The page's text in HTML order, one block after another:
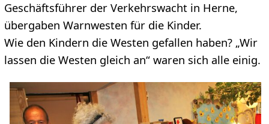
Geschäftsführer der Verkehrswacht in Herne,
übergaben Warnwesten für die Kinder.
Wie den Kindern die Westen gefallen haben? „Wir
lassen die Westen gleich an“ waren sich alle einig.